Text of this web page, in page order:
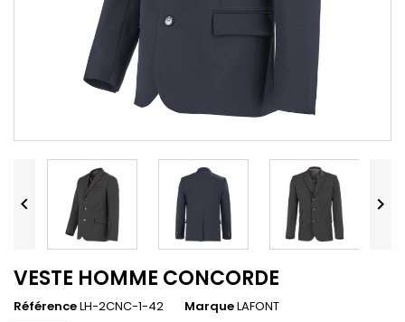
 
VESTE HOMME CONCORDE
RéférenceLH-2CNC-1-42 MarqueLAFONT